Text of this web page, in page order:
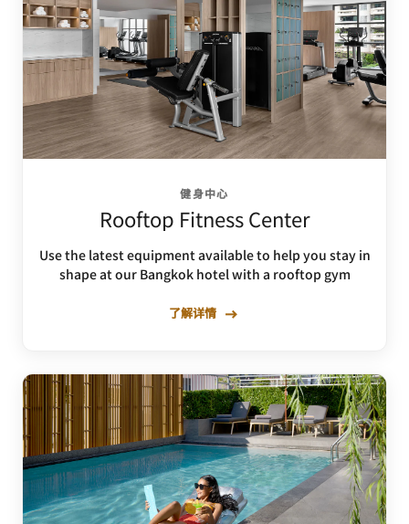
健身中心
Rooftop Fitness Center
Use the latest equipment available to help you stay in
shape at our Bangkok hotel with a rooftop gym
了解详情